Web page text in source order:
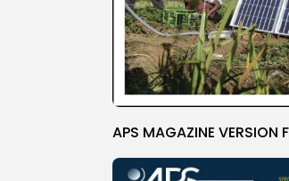
APS MAGAZINE VERSION